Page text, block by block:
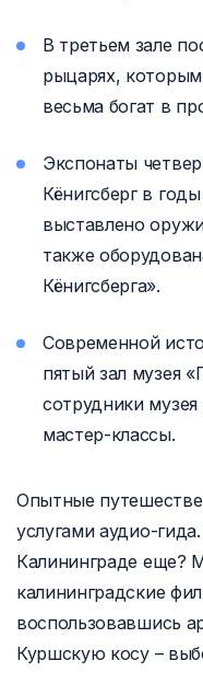
В третьем зале
рыцарях,
весьма богат в
Экспонаты
Кёнигсберг в
выставлено
также
Кёнигсберга».
Современной
пятый зал музея
сотрудники
мастер-классы.
Опытные
услугами аудио-
Калининграде еще?
калининградские
воспользовавшись
Куршскую косу –